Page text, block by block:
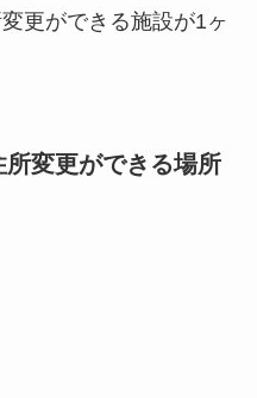
更ができる施設が1ヶ
変更ができる場所